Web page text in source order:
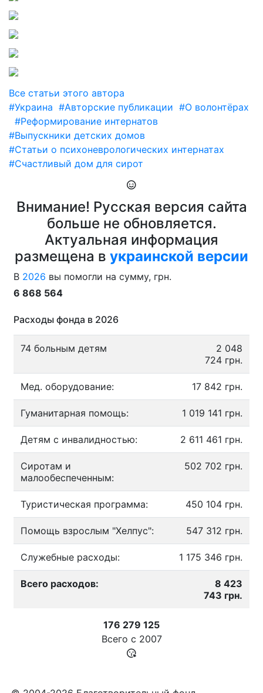
Все статьи этого автора
#Украина #Авторские публикации #О волонтёрах
#Реформирование интернатов
#Выпускники детских домов
#Статьи о психоневрологических интернатах
#Счастливый дом для сирот
Внимание! Русская версия сайта
больше не обновляется.
Актуальная информация
размещена в украинской версии
В 2026 вы помогли на сумму, грн.
6 868 564
Расходы фонда в 2026
74 больным детям
2 048
724 грн.
Мед. оборудование: 17 842 грн.
Гуманитарная помощь: 1 019 141 грн.
Детям с инвалидностью: 2 611 461 грн.
Сиротам и
малообеспеченным:
502 702 грн.
Туристическая программа: 450 104 грн.
Помощь взрослым "Хелпус": 547 312 грн.
Служебные расходы: 1 175 346 грн.
Всего расходов:
8 423
743 грн.
176 279 125
Всего с 2007